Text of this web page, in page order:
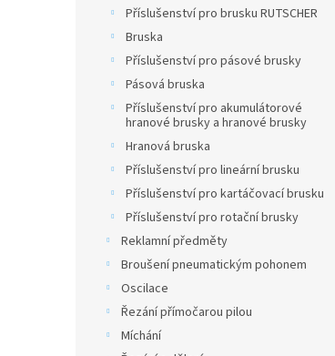
Příslušenství pro brusku RUTSCHER
Bruska
Příslušenství pro pásové brusky
Pásová bruska
Příslušenství pro akumulátorové
hranové brusky a hranové brusky
Hranová bruska
Příslušenství pro lineární brusku
Příslušenství pro kartáčovací brusku
Příslušenství pro rotační brusky
Reklamní předměty
Broušení pneumatickým pohonem
Oscilace
Řezání přímočarou pilou
Míchání